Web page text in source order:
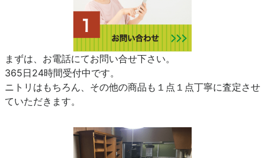
まずは、お電話にてお問い合せ下さい。
365日24時間受付中です。
ニトリはもちろん、その他の商品も１点１点丁寧に査定させ
ていただきます。